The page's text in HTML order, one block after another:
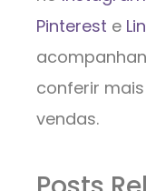
Pinterest e
conferir
vendas.